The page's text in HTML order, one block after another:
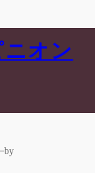
オン
by